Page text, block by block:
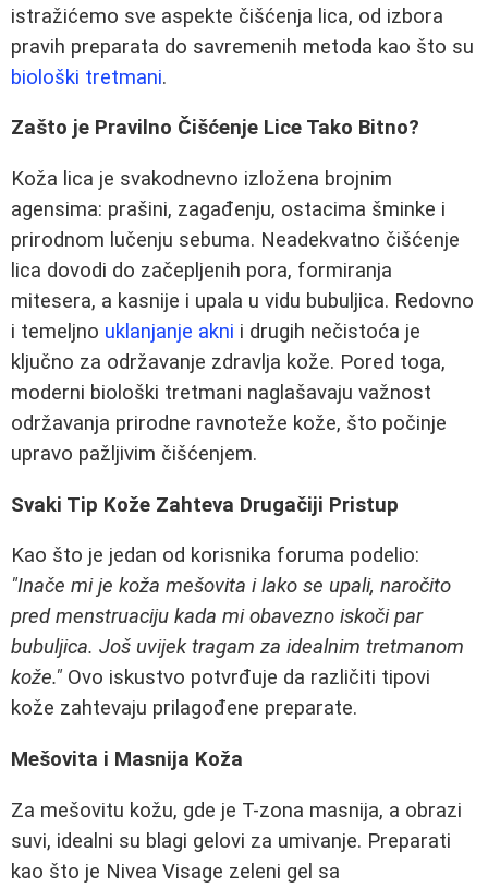
istražićemo sve aspekte čišćenja lica, od izbora
pravih preparata do savremenih metoda kao što su
biološki tretmani.
Zašto je Pravilno Čišćenje Lice Tako Bitno?
Koža lica je svakodnevno izložena brojnim
agensima: prašini, zagađenju, ostacima šminke i
prirodnom lučenju sebuma. Neadekvatno čišćenje
lica dovodi do začepljenih pora, formiranja
mitesera, a kasnije i upala u vidu bubuljica. Redovno
i temeljno uklanjanje akni i drugih nečistoća je
ključno za održavanje zdravlja kože. Pored toga,
moderni biološki tretmani naglašavaju važnost
održavanja prirodne ravnoteže kože, što počinje
upravo pažljivim čišćenjem.
Svaki Tip Kože Zahteva Drugačiji Pristup
Kao što je jedan od korisnika foruma podelio:
"Inače mi je koža mešovita i lako se upali, naročito
pred menstruaciju kada mi obavezno iskoči par
bubuljica. Još uvijek tragam za idealnim tretmanom
kože." Ovo iskustvo potvrđuje da različiti tipovi
kože zahtevaju prilagođene preparate.
Mešovita i Masnija Koža
Za mešovitu kožu, gde je T-zona masnija, a obrazi
suvi, idealni su blagi gelovi za umivanje. Preparati
kao što je Nivea Visage zeleni gel sa